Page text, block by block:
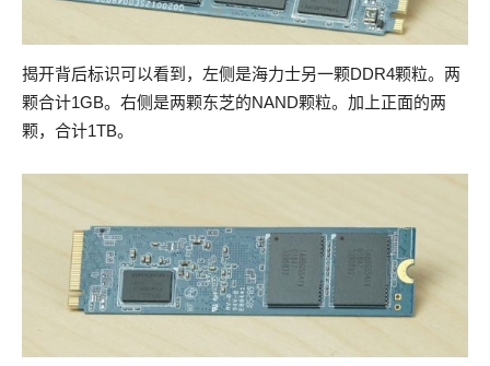
揭开背后标识可以看到，左侧是海力士另一颗DDR4颗粒。两
颗合计1GB。右侧是两颗东芝的NAND颗粒。加上正面的两
颗，合计1TB。